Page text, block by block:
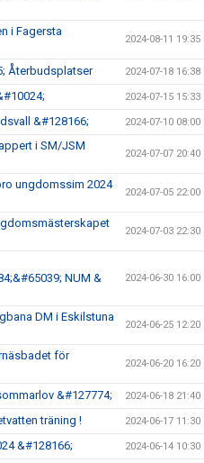
i Fagersta
2024-08-11 19:35
Återbudsplatser 2024-07-18 16:38
2024-07-15 15:33
&#128166; 2024-07-10 08:00
i SM/JSM
2024-07-07 20:40
ungdomssim 2024
2024-07-05 22:00
2024-07-03 22:30
NUM &
2024-06-30 16:00
DM i Eskilstuna
2024-06-25 12:20
för
2024-06-20 16:20
&#127774; 2024-06-18 21:40
träning ! 2024-06-17 11:30
&#128166; 2024-06-14 10:30